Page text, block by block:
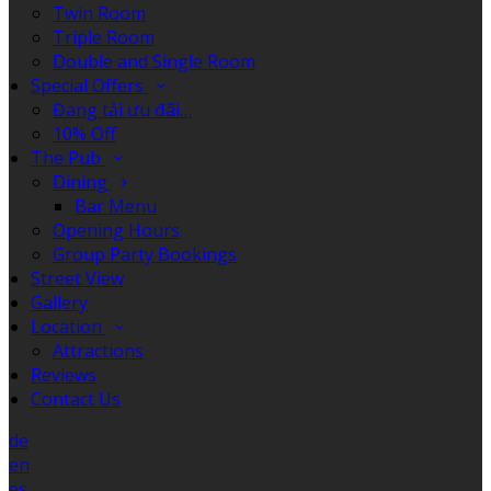
Twin Room
Triple Room
Double and Single Room
Special Offers
Đang tải ưu đãi…
10% Off
The Pub
Dining
Bar Menu
Opening Hours
Group Party Bookings
Street View
Gallery
Location
Attractions
Reviews
Contact Us
de
en